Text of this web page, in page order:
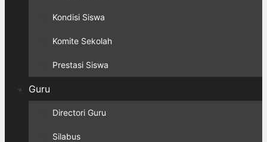
Kondisi Siswa
Komite Sekolah
Prestasi Siswa
Guru
Directori Guru
Silabus